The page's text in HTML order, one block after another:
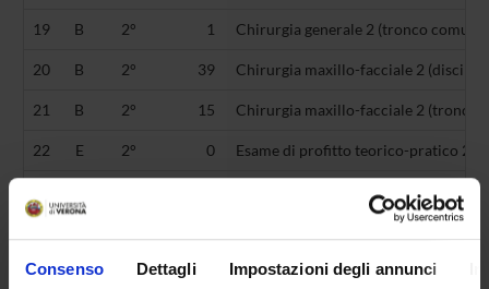
Consenso Dettagli Impostazioni degli annunci
19 B 2° 1 Chirurgia generale 2 (tronco
20 B 2° 39 Chirurgia maxillo-facciale 2
21 B 2° 15 Chirurgia maxillo-facciale 2 (tronco
22 E 2° 0 Esame di profitto teorico-pratico 2 (-)
Malattie apparato visivo 2 (tronco
25 B Chirurgia maxillo-facciale 3